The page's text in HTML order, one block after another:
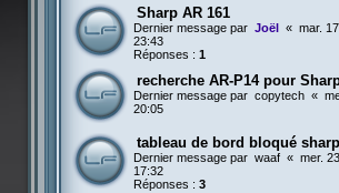
Sharp AR 161
Dernier message par Joël « mar.
23:43
Réponses : 1
recherche AR-P14 pour
Dernier message par copytech «
20:05
tableau de bord bloqué
Dernier message par waaf « mer.
17:32
Réponses : 3